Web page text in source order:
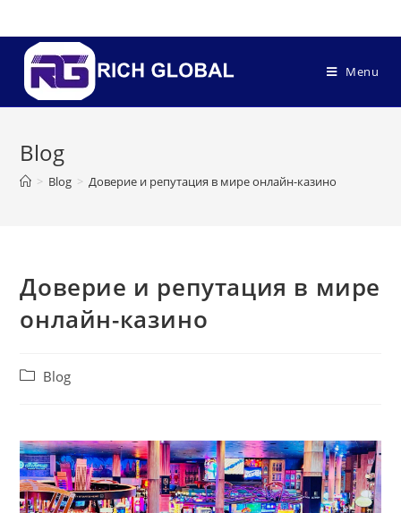
Menu
Blog
> Blog > Доверие и репутация в мире онлайн-казино
Доверие и репутация в мире
онлайн-казино
Blog